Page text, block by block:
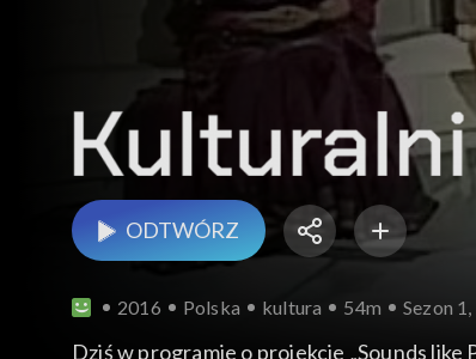
ODTWÓRZ
2016 Polska kultura 54m Sezon
Dziś w programie o projekcie „Sounds like